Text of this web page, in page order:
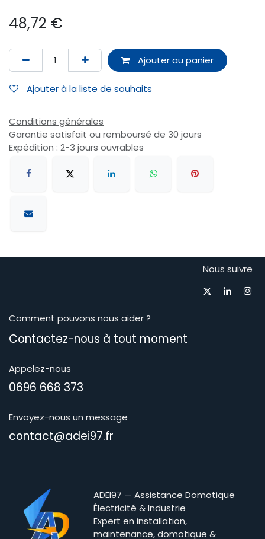
48,72 €
Ajouter au panier
Ajouter à la liste de souhaits
Conditions générales
Garantie satisfait ou remboursé de 30 jours
Expédition : 2-3 jours ouvrables
Nous suivre
Comment pouvons nous aider ?
Contactez-nous à tout moment​
Appelez-nous
0696 668 373
Envoyez-nous un message
contact@adei97.fr
ADEI97 — Assistance Domotique
Électricité & Industrie
Expert en installation,
maintenance, domotique &